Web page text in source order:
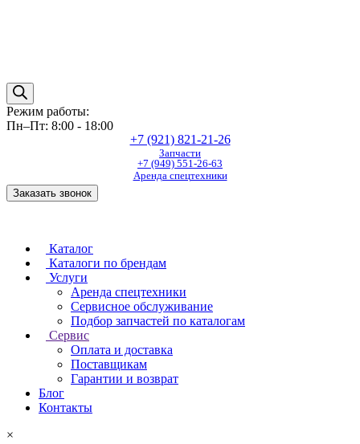
Режим работы:
Пн–Пт: 8:00 - 18:00
+7 (921) 821-21-26
Запчасти
+7 (949) 551-26-63
Аренда спецтехники
Заказать звонок
Каталог
Каталоги по брендам
Услуги
Аренда спецтехники
Сервисное обслуживание
Подбор запчастей по каталогам
Сервис
Оплата и доставка
Поставщикам
Гарантии и возврат
Блог
Контакты
×